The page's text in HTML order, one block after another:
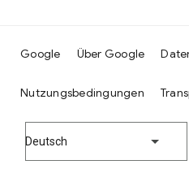
Google Über Google
Nutzungsbedingungen
Deutsch